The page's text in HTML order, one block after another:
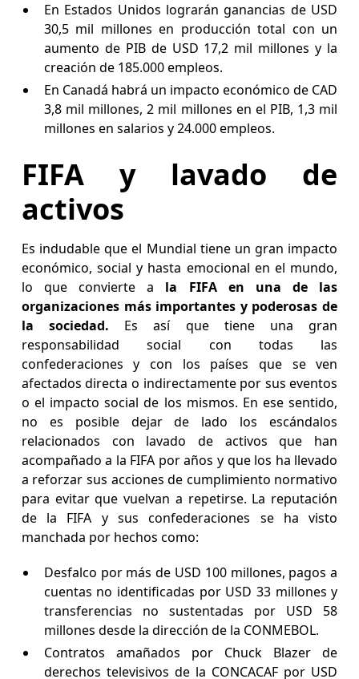
En Estados Unidos lograrán ganancias de USD
30,5 mil millones en producción total con un
aumento de PIB de USD 17,2 mil millones y la
creación de 185.000 empleos.
En Canadá habrá un impacto económico de CAD
3,8 mil millones, 2 mil millones en el PIB, 1,3 mil
millones en salarios y 24.000 empleos.
FIFA y lavado de
activos
Es indudable que el Mundial tiene un gran impacto
económico, social y hasta emocional en el mundo,
lo que convierte a la FIFA en una de las
organizaciones más importantes y poderosas de
la sociedad. Es así que tiene una gran
responsabilidad social con todas las
confederaciones y con los países que se ven
afectados directa o indirectamente por sus eventos
o el impacto social de los mismos. En ese sentido,
no es posible dejar de lado los escándalos
relacionados con lavado de activos que han
acompañado a la FIFA por años y que los ha llevado
a reforzar sus acciones de cumplimiento normativo
para evitar que vuelvan a repetirse. La reputación
de la FIFA y sus confederaciones se ha visto
manchada por hechos como:
Desfalco por más de USD 100 millones, pagos a
cuentas no identificadas por USD 33 millones y
transferencias no sustentadas por USD 58
millones desde la dirección de la CONMEBOL.
Contratos amañados por Chuck Blazer de
derechos televisivos de la CONCACAF por USD